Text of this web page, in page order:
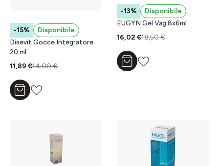
-15%
Disponibile
Disevit Gocce Integratore
20 ml
11,89 €14,00 €
Aggiungi al carrello
-13%
Disponibile
EUGYN Gel Vag.8x6ml
16,02 €18,50 €
Aggiungi al carrello